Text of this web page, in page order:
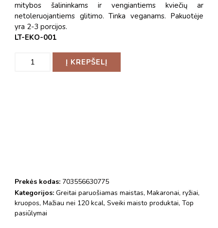
mitybos šalininkams ir vengiantiems kviečių ar
netoleruojantiems glitimo. Tinka veganams. Pakuotėje
yra 2-3 porcijos.
LT-EKO-001
Į KREPŠELĮ
Prekės kodas: 703556630775
Kategorijos: Greitai paruošiamas maistas, Makaronai, ryžiai,
kruopos, Mažiau nei 120 kcal, Sveiki maisto produktai, Top
pasiūlymai